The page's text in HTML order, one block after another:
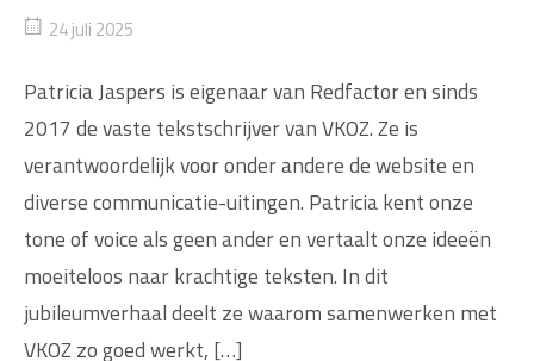
24 juli 2025
Patricia Jaspers is eigenaar van Redfactor en sinds
2017 de vaste tekstschrijver van VKOZ. Ze is
verantwoordelijk voor onder andere de website en
diverse communicatie-uitingen. Patricia kent onze
tone of voice als geen ander en vertaalt onze ideeën
moeiteloos naar krachtige teksten. In dit
jubileumverhaal deelt ze waarom samenwerken met
VKOZ zo goed werkt, […]